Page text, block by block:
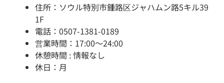
住所：ソウル特別市鍾路区ジャハムン路5キル39
1F
電話：0507-1381-0189
営業時間：17:00～24:00
休憩時間 : 情報なし
休日：月